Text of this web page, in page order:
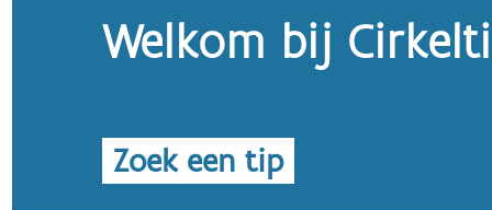
Welkom bij
Zoek een tip